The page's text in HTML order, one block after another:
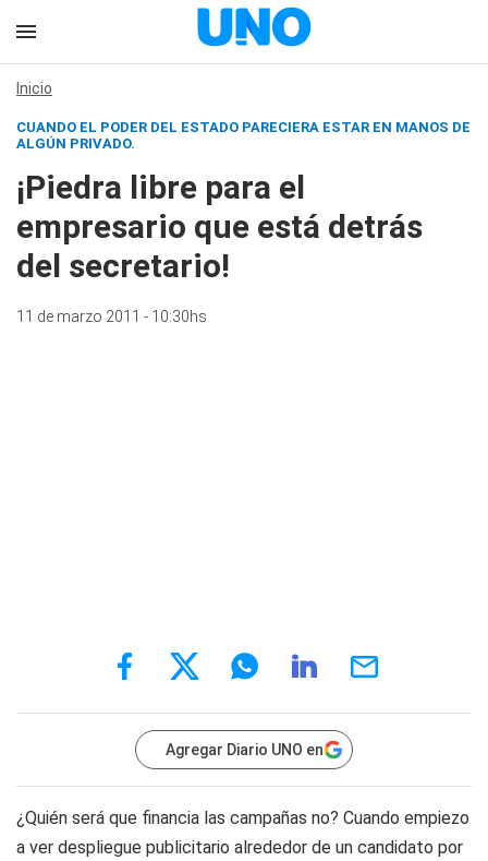
Inicio
CUANDO EL PODER DEL ESTADO PARECIERA ESTAR EN MANOS DE
ALGÚN PRIVADO.
¡Piedra libre para el
empresario que está detrás
del secretario!
11 de marzo 2011 - 10:30hs
Agregar Diario UNO en
¿Quién será que financia las campañas no? Cuando empiezo
a ver despliegue publicitario alrededor de un candidato por